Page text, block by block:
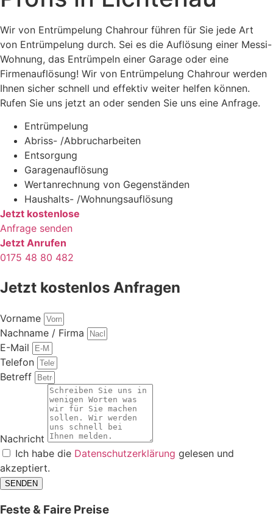
Wir von Entrümpelung Chahrour führen für Sie jede Art
von Entrümpelung durch. Sei es die Auflösung einer Messi-
Wohnung, das Entrümpeln einer Garage oder eine
Firmenauflösung! Wir von Entrümpelung Chahrour werden
Ihnen sicher schnell und effektiv weiter helfen können.
Rufen Sie uns jetzt an oder senden Sie uns eine Anfrage.
Entrümpelung
Abriss- /Abbrucharbeiten
Entsorgung
Garagenauflösung
Wertanrechnung von Gegenständen
Haushalts- /Wohnungsauflösung
Jetzt kostenlose
Anfrage senden
Jetzt Anrufen
0175 48 80 482
Jetzt kostenlos Anfragen
Vorname
Nachname / Firma
E-Mail
Telefon
Betreff
Nachricht
Ich habe die Datenschutzerklärung gelesen und
akzeptiert.
SENDEN
Feste & Faire Preise